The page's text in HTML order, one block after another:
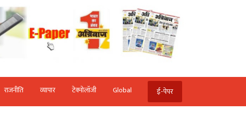
राजनीति व्‍यापार टेक्‍नोलॉजी Global ई-पेपर